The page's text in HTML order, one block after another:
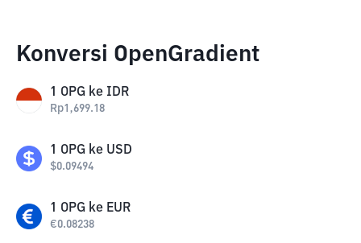
Konversi OpenGradient
1 OPG ke IDR
Rp1,699.18
1 OPG ke USD
$0.09494
1 OPG ke EUR
€0.08238